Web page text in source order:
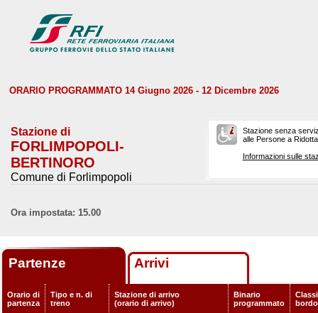
ORARIO PROGRAMMATO 14 Giugno 2026 - 12 Dicembre 2026
Stazione di
FORLIMPOPOLI-
BERTINORO
Comune di Forlimpopoli
Stazione senza
alle Persone a
Informazioni sulle
Ora impostata: 15.00
Partenze Arrivi
Orario di
partenza
Tipo e n. di
treno
Stazione di arrivo
(orario di arrivo)
Binario
programmato
bordo